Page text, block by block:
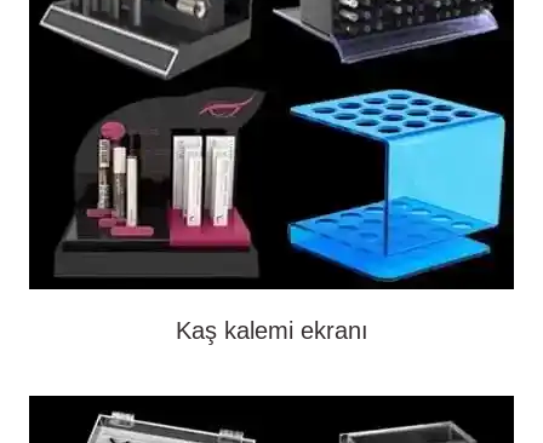
Kaş kalemi ekranı